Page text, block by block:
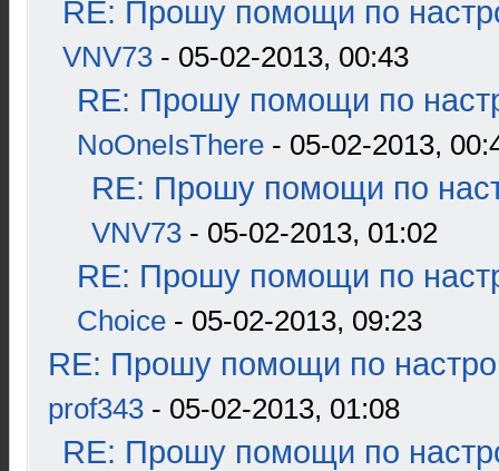
RE: Прошу помощи по
VNV73 - 05-02-2013, 00:43
RE: Прошу помощи по
NoOneIsThere - 05-02-2013,
RE: Прошу помощи по
VNV73 - 05-02-2013, 01:02
RE: Прошу помощи по
Choice - 05-02-2013, 09:23
RE: Прошу помощи по
prof343 - 05-02-2013, 01:08
RE: Прошу помощи по